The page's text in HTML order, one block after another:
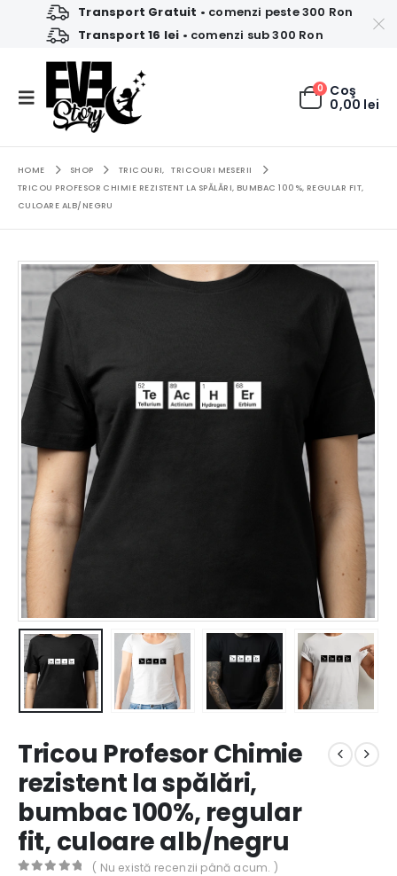
Transport Gratuit • comenzi peste 300 Ron
Transport 16 lei • comenzi sub 300 Ron
0 Coş
0,00 lei
HOME SHOP TRICOURI,
TRICOURI MESERII
TRICOU PROFESOR CHIMIE REZISTENT LA SPĂLĂRI, BUMBAC 100%, REGULAR FIT,
CULOARE ALB/NEGRU
Tricou Profesor Chimie
rezistent la spălări,
bumbac 100%, regular
fit, culoare alb/negru
( Nu există recenzii până acum. )